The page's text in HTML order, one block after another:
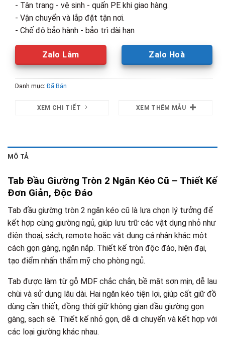
- Tân trang - vệ sinh - quấn PE khi giao hàng.
- Vận chuyển và lắp đặt tận nơi.
- Chế độ bảo hành - bảo trì dài hạn
Zalo Lâm Zalo Hoà
Danh mục:Đã Bán
XEM CHI TIẾT XEM THÊM MẪU
MÔ TẢ
Tab Đầu Giường Tròn 2 Ngăn Kéo Cũ – Thiết Kế
Đơn Giản, Độc Đáo
Tab đầu giường tròn 2 ngăn kéo cũ là lựa chọn lý tưởng để
kết hợp cùng giường ngủ, giúp lưu trữ các vật dụng nhỏ như
điện thoại, sách, remote hoặc vật dụng cá nhân khác một
cách gọn gàng, ngăn nắp. Thiết kế tròn độc đáo, hiện đại,
tạo điểm nhấn thẩm mỹ cho phòng ngủ.
Tab được làm từ gỗ MDF chắc chắn, bề mặt sơn mịn, dễ lau
chùi và sử dụng lâu dài. Hai ngăn kéo tiện lợi, giúp cất giữ đồ
dùng cần thiết, đồng thời giữ không gian đầu giường gọn
gàng, sạch sẽ. Thiết kế nhỏ gọn, dễ di chuyển và kết hợp với
các loại giường khác nhau.